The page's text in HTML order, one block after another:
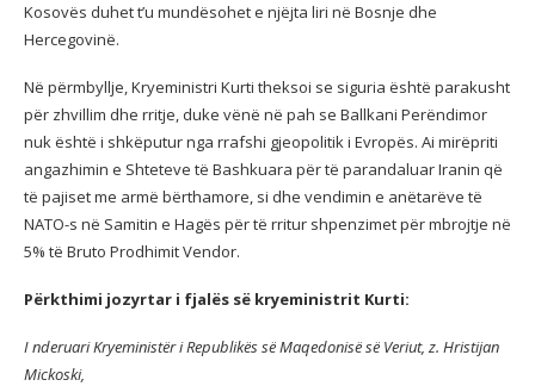
Kosovës duhet t’u mundësohet e njëjta liri në Bosnje dhe
Hercegovinë.
Në përmbyllje, Kryeministri Kurti theksoi se siguria është parakusht
për zhvillim dhe rritje, duke vënë në pah se Ballkani Perëndimor
nuk është i shkëputur nga rrafshi gjeopolitik i Evropës. Ai mirëpriti
angazhimin e Shteteve të Bashkuara për të parandaluar Iranin që
të pajiset me armë bërthamore, si dhe vendimin e anëtarëve të
NATO-s në Samitin e Hagës për të rritur shpenzimet për mbrojtje në
5% të Bruto Prodhimit Vendor.
Përkthimi jozyrtar i fjalës së kryeministrit Kurti:
I nderuari Kryeministër i Republikës së Maqedonisë së Veriut, z. Hristijan
Mickoski,